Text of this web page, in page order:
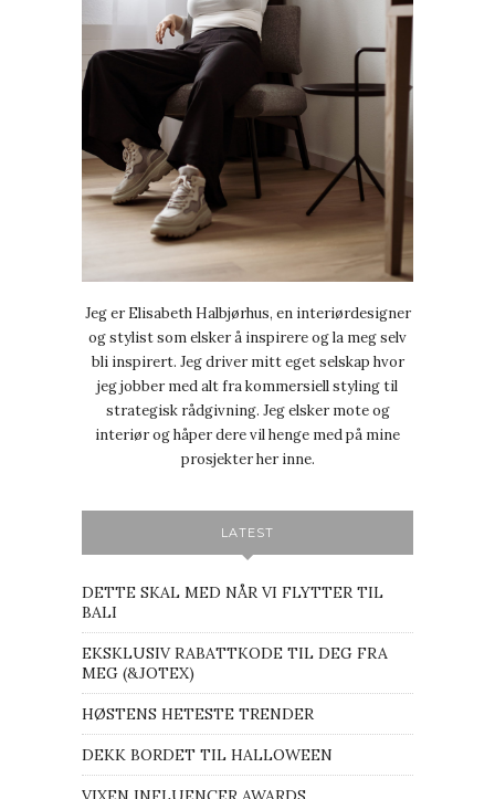
Jeg er Elisabeth Halbjørhus, en interiørdesigner
og stylist som elsker å inspirere og la meg selv
bli inspirert. Jeg driver mitt eget selskap hvor
jeg jobber med alt fra kommersiell styling til
strategisk rådgivning. Jeg elsker mote og
interiør og håper dere vil henge med på mine
prosjekter her inne.
LATEST
DETTE SKAL MED NÅR VI FLYTTER TIL
BALI
EKSKLUSIV RABATTKODE TIL DEG FRA
MEG (&JOTEX)
HØSTENS HETESTE TRENDER
DEKK BORDET TIL HALLOWEEN